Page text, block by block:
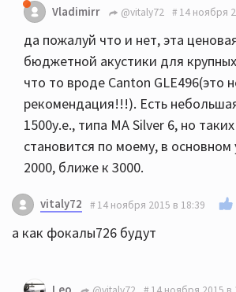
Vladimirr @vitaly72 14 ноября
да пожалуй что и нет, эта
бюджетной акустики для
что то вроде Canton GLE496(это
рекомендация!!!). Есть
1500у.е., типа MA Silver 6, но
становится по моему, в
2000, ближе к 3000.
vitaly72 14 ноября 2015 в 18:39
а как фокалы726 будут